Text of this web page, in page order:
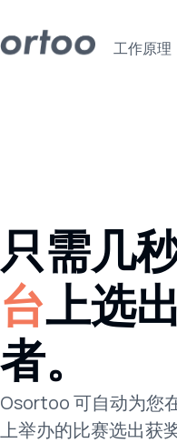
工作原理
只需几
台上选
者。
Osortoo 可自动为您
上举办的比赛选出获